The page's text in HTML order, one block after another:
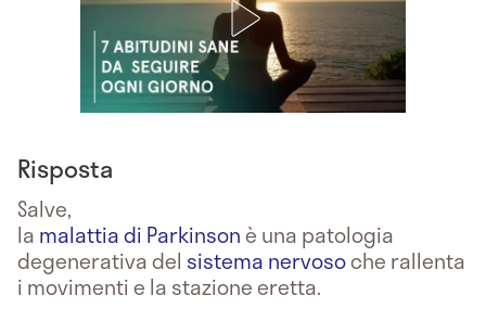
Risposta
Salve,
la malattia di Parkinsonè una patologia
degenerativa del sistema nervosoche rallenta
i movimenti e la stazione eretta.